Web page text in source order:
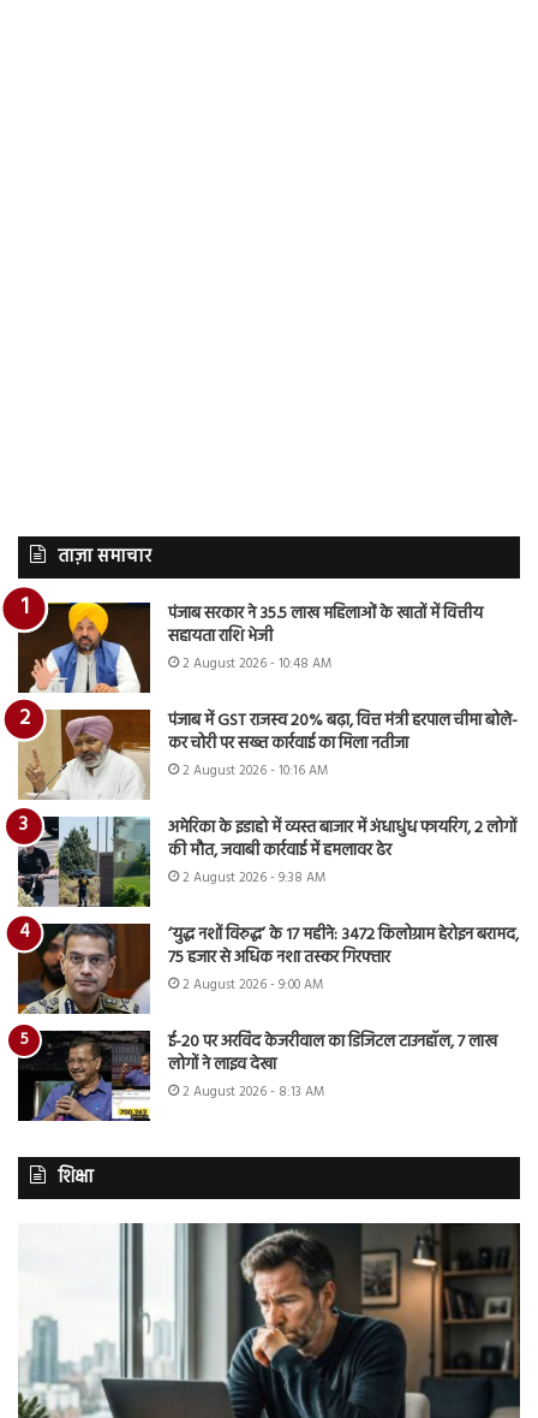
ताज़ा समाचार
पंजाब सरकार ने 35.5 लाख महिलाओं के खातों में वित्तीय
सहायता राशि भेजी
2 August 2026 - 10:48 AM
पंजाब में GST राजस्व 20% बढ़ा, वित्त मंत्री हरपाल चीमा बोले-
कर चोरी पर सख्त कार्रवाई का मिला नतीजा
2 August 2026 - 10:16 AM
अमेरिका के इडाहो में व्यस्त बाजार में अंधाधुंध फायरिंग, 2 लोगों
की मौत, जवाबी कार्रवाई में हमलावर ढेर
2 August 2026 - 9:38 AM
‘युद्ध नशों विरुद्ध’ के 17 महीने: 3472 किलोग्राम हेरोइन बरामद,
75 हजार से अधिक नशा तस्कर गिरफ्तार
2 August 2026 - 9:00 AM
ई-20 पर अरविंद केजरीवाल का डिजिटल टाउनहॉल, 7 लाख
लोगों ने लाइव देखा
2 August 2026 - 8:13 AM
शिक्षा